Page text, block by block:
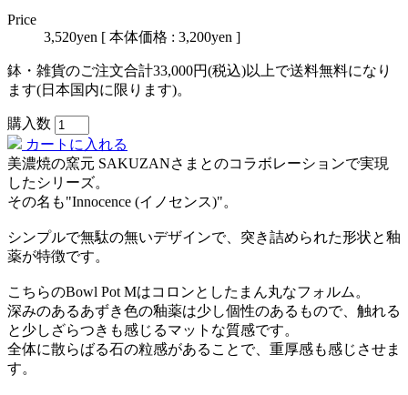
Price
3,520yen [ 本体価格 : 3,200yen ]
鉢・雑貨のご注文合計33,000円(税込)以上で送料無料になり
ます(日本国内に限ります)。
購入数
カートに入れる
美濃焼の窯元 SAKUZANさまとのコラボレーションで実現
したシリーズ。
その名も"Innocence (イノセンス)"。
シンプルで無駄の無いデザインで、突き詰められた形状と釉
薬が特徴です。
こちらのBowl Pot Mはコロンとしたまん丸なフォルム。
深みのあるあずき色の釉薬は少し個性のあるもので、触れる
と少しざらつきも感じるマットな質感です。
全体に散らばる石の粒感があることで、重厚感も感じさせま
す。